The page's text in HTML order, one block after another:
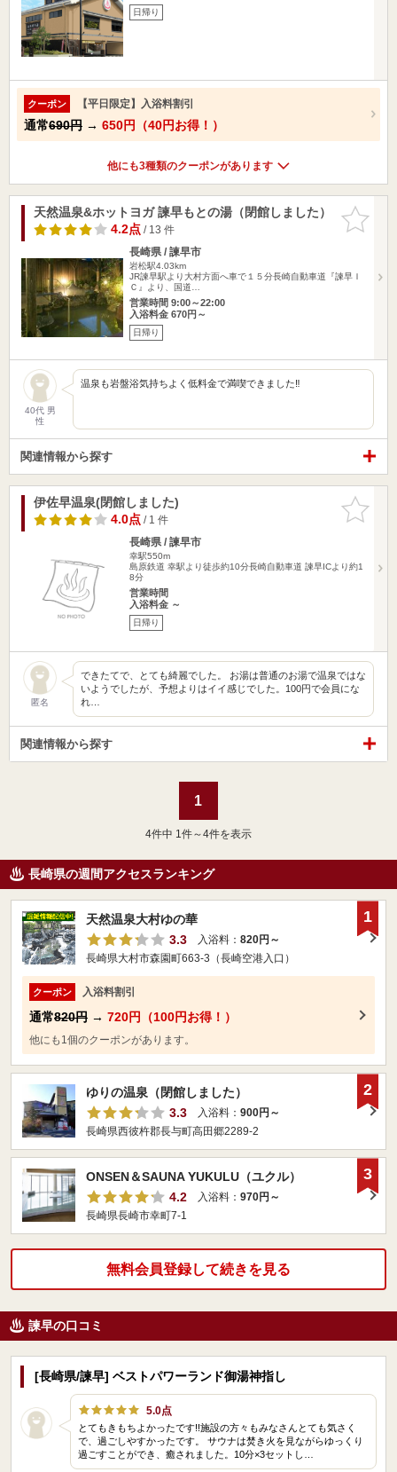
日帰り
クーポン 【平日限定】入浴料割引
通常690円 → 650円（40円お得！）
他にも3種類のクーポンがあります
お気に入
りに追加
天然温泉&ホットヨガ 諫早もとの湯（閉館しました）
4.2点/ 13 件
長崎県 / 諫早市
岩松駅4.03km
JR諫早駅より大村方面へ車で１５分長崎自動車道『諫早Ｉ
Ｃ』より、国道…
営業時間 9:00～22:00
入浴料金 670円～
日帰り
40代 男
性
温泉も岩盤浴気持ちよく低料金で満喫できました‼️
関連情報から探す
お気に入
りに追加
伊佐早温泉(閉館しました)
4.0点/ 1 件
長崎県 / 諫早市
幸駅550m
島原鉄道 幸駅より徒歩約10分長崎自動車道 諫早ICより約1
8分
営業時間
入浴料金 ～
日帰り
匿名
できたてで、とても綺麗でした。 お湯は普通のお湯で温泉ではな
いようでしたが、予想よりはイイ感じでした。100円で会員にな
れ…
関連情報から探す
1
4件中 1件～4件を表示
長崎県の週間アクセスランキング
天然温泉大村ゆの華
3.3
入浴料： 820円～
長崎県大村市森園町663-3（長崎空港入口）
クーポン 入浴料割引
通常820円 → 720円（100円お得！）
他にも1個のクーポンがあります。
1
ゆりの温泉（閉館しました）
3.3
入浴料： 900円～
長崎県西彼杵郡長与町高田郷2289-2
2
ONSEN＆SAUNA YUKULU（ユクル）
4.2
入浴料： 970円～
長崎県長崎市幸町7-1
3
無料会員登録して続きを見る
諫早の口コミ
[長崎県/諫早] ベストパワーランド御湯神指し
5.0点
とてもきもちよかったです!!施設の方々もみなさんとても気さく
で、過ごしやすかったです。 サウナは焚き火を見ながらゆっくり
過ごすことができ、癒されました。10分×3セットし…